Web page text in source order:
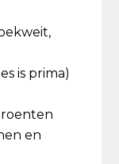
is prima)
en